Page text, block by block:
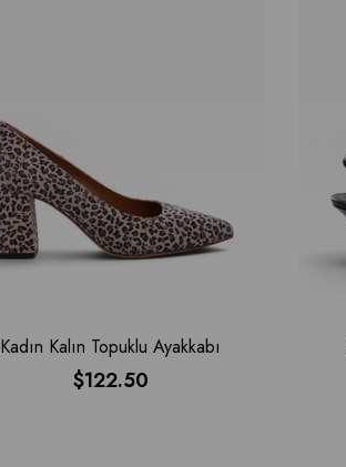
Kadın Kalın Topuklu Ayakkabı
$122.50